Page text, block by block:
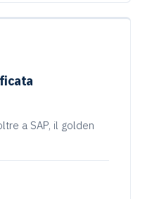
a SAP, il golden